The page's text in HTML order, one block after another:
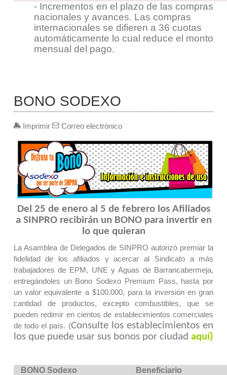
- Incrementos en el plazo de las compras
nacionales y avances. Las compras
internacionales se difieren a 36 cuotas
automáticamente lo cual reduce el monto
mensual del pago.
BONO SODEXO
Imprimir Correo electrónico
Del 25 de enero al 5 de febrero los Afiliados
a SINPRO recibirán un BONO para invertir en
lo que quieran
La Asamblea de Delegados de SINPRO autorizó premiar la
fidelidad de los afiliados y acercar al Sindicato a más
trabajadores de EPM, UNE y Aguas de Barrancabermeja,
entregándoles un Bono Sodexo Premium Pass, hasta por
un valor equivalente a $100.000, para la inversión en gran
cantidad de productos, excepto combustibles, que se
pueden redimir en cientos de establecimientos comerciales
de todo el país. (Consulte los establecimientos en
los que puede usar sus bonos por ciudad aquí)
BONO Sodexo Beneficiario